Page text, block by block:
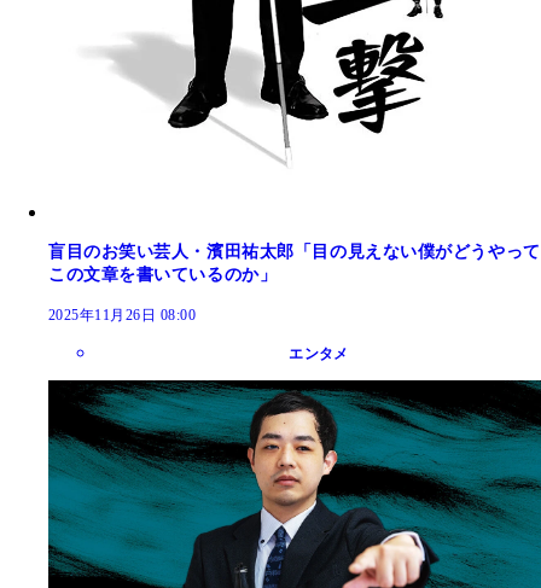
盲目のお笑い芸人・濱田祐太郎「目の見えない僕がどうやって
この文章を書いているのか」
2025年11月26日 08:00
エンタメ